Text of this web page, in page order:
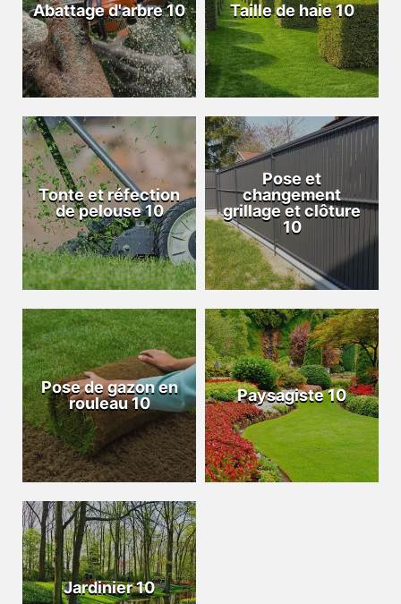
Abattage d'arbre 10 Taille de haie 10
Tonte et réfection
de pelouse 10
Pose et
changement
grillage et clôture
10
Pose de gazon en
rouleau 10
Paysagiste 10
Jardinier 10